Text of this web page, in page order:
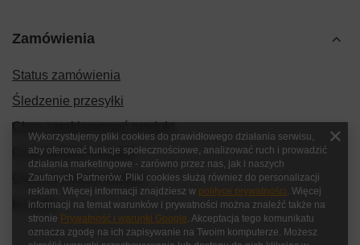
Zamówienia
Status zamówienia
Śledzenie przesyłki
Chcę zareklamować produkt
Chcę zwrócić produkt
Chcę wymienić produkt
Kontakt
Wykorzystujemy pliki cookies do prawidłowego działania serwisu,
aby oferować funkcje społecznościowe, analizować ruch i prowadzić
działania marketingowe - zarówno przez nas, jak i naszych
Zaufanych Partnerów. Pliki cookies służą również do personalizacji
reklam. Więcej informacji znajdziesz w polityce prywatności. Więcej
informacji na temat warunków i prywatności można znaleźć także na
stronie Prywatność i warunki Google. Akceptacja tego komunikatu
oznacza zgodę na ich zapisywanie na Twoim komputerze. Możesz